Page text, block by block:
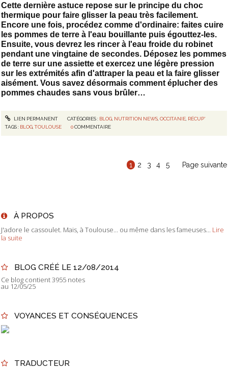
Cette dernière astuce repose sur le principe du choc
thermique pour faire glisser la peau très facilement.
Encore une fois, procédez comme d'ordinaire: faites cuire
les pommes de terre à l'eau bouillante puis égouttez-les.
Ensuite, vous devrez les rincer à l'eau froide du robinet
pendant une vingtaine de secondes. Déposez les pommes
de terre sur une assiette et exercez une légère pression
sur les extrémités afin d'attraper la peau et la faire glisser
aisément. Vous savez désormais comment éplucher des
pommes chaudes sans vous brûler…
LIEN PERMANENT CATÉGORIES : BLOG, NUTRITION NEWS, OCCITANIE, RÉCUP'
TAGS : BLOG,TOULOUSE 0 COMMENTAIRE
1 2 3 4 5 Page suivante
À PROPOS
J'adore le cassoulet. Mais, à Toulouse... ou même dans les fameuses...
Lire
la suite
BLOG CRÉÉ LE 12/08/2014
Ce blog contient 3955 notes
au 12/05/25
VOYANCES ET CONSÉQUENCES
TRADUCTEUR